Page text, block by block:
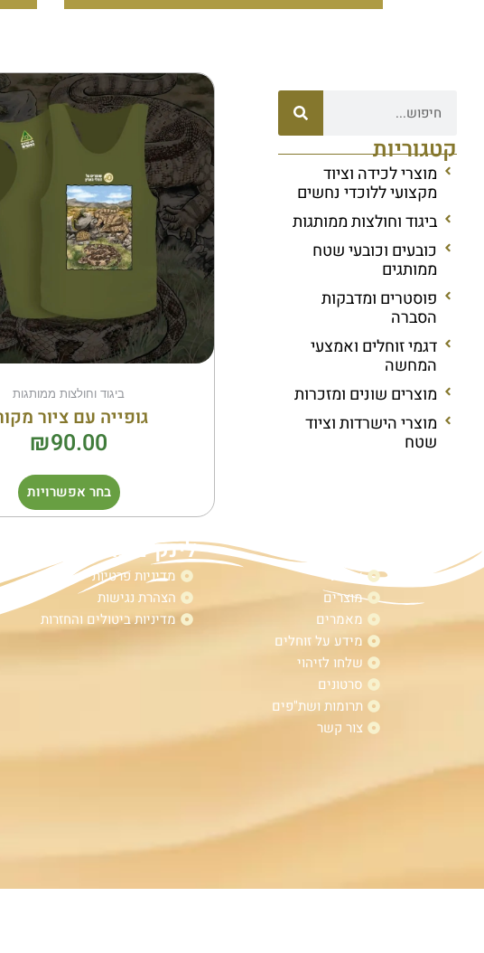
קטגוריות
מוצרי לכידה וציוד
מקצועי ללוכדי נחשים
ביגוד וחולצות ממותגות
כובעים וכובעי שטח
ממותגים
פוסטרים ומדבקות
הסברה
דגמי זוחלים ואמצעי
המחשה
מוצרים שונים ומזכרות
מוצרי הישרדות וציוד
שטח
ביגוד וחולצות ממותגות
גופייה עם ציור
₪90.00
בחר אפשרויות
זה
יש
אודות
מוצרים
מאמרים
מידע על זוחלים
שלחו לזיהוי
סרטונים
תרומות ושת"פים
צור קשר
לינקים נוספים
מדיניות פרטיות
הצהרת נגישות
מדיניות ביטולים והחזרות